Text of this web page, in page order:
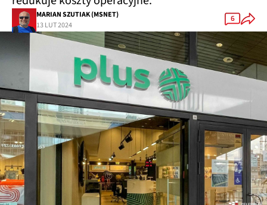
MARIAN SZUTIAK (MSNET)
13 LUT 2024
6